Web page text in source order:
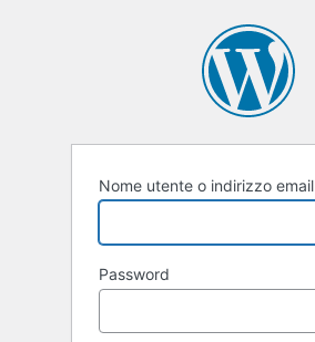
Nome utente o indirizzo email
Password